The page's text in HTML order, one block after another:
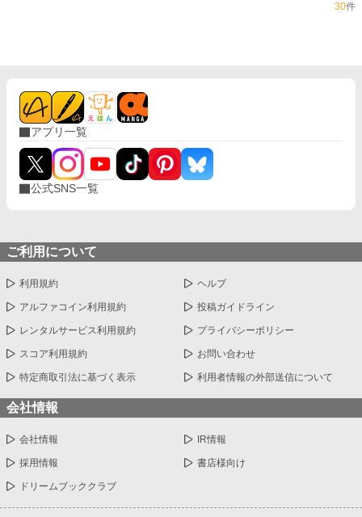
30件
アプリ一覧
公式SNS一覧
ご利用について
利用規約 ヘルプ
アルファコイン利用規約 投稿ガイドライン
レンタルサービス利用規約 プライバシーポリシー
スコア利用規約 お問い合わせ
特定商取引法に基づく表示 利用者情報の外部送信について
会社情報
会社情報 IR情報
採用情報 書店様向け
ドリームブッククラブ